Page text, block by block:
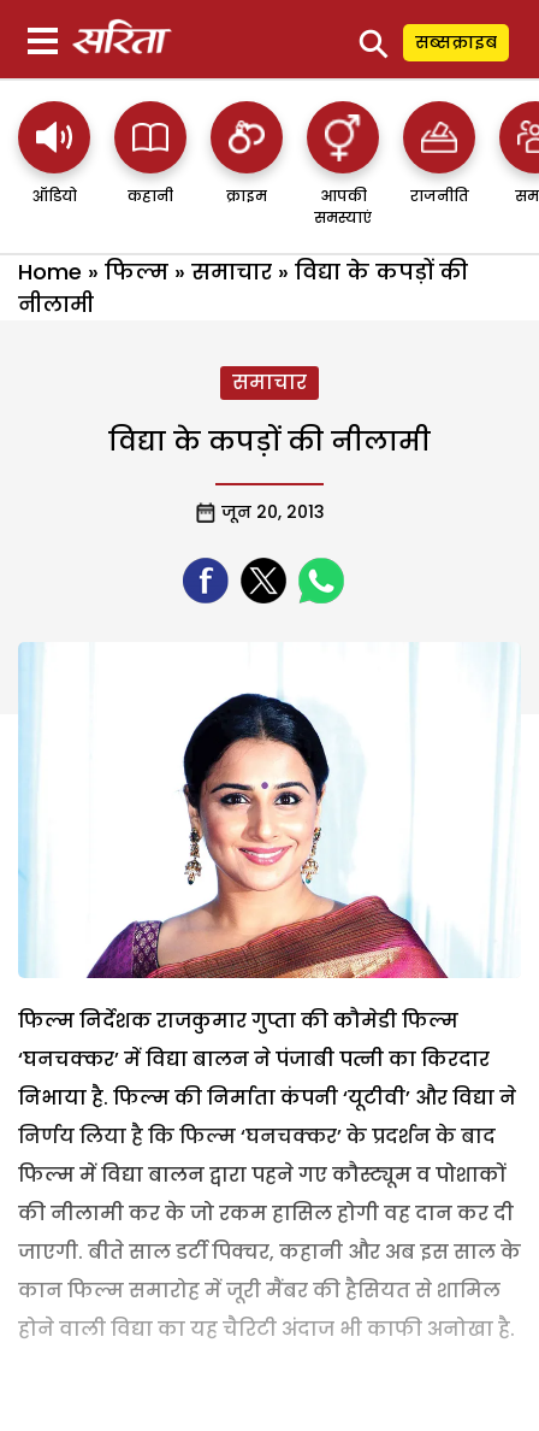
⚲ सब्सक्राइब
ऑडियो कहानी क्राइम
आपकी
समस्याएं
राजनीति
Home » फिल्म » समाचार » विद्या के कपड़ों की
नीलामी
समाचार
विद्या के कपड़ों की नीलामी
जून 20, 2013
फिल्म निर्देशक राजकुमार गुप्ता की कौमेडी फिल्म
‘घनचक्कर’ में विद्या बालन ने पंजाबी पत्नी का किरदार
निभाया है. फिल्म की निर्माता कंपनी ‘यूटीवी’ और विद्या ने
निर्णय लिया है कि फिल्म ‘घनचक्कर’ के प्रदर्शन के बाद
फिल्म में विद्या बालन द्वारा पहने गए कौस्ट्यूम व पोशाकों
की नीलामी कर के जो रकम हासिल होगी वह दान कर दी
जाएगी. बीते साल डर्टी पिक्चर, कहानी और अब इस साल के
कान फिल्म समारोह में जूरी मैंबर की हैसियत से शामिल
होने वाली विद्या का यह चैरिटी अंदाज भी काफी अनोखा है.